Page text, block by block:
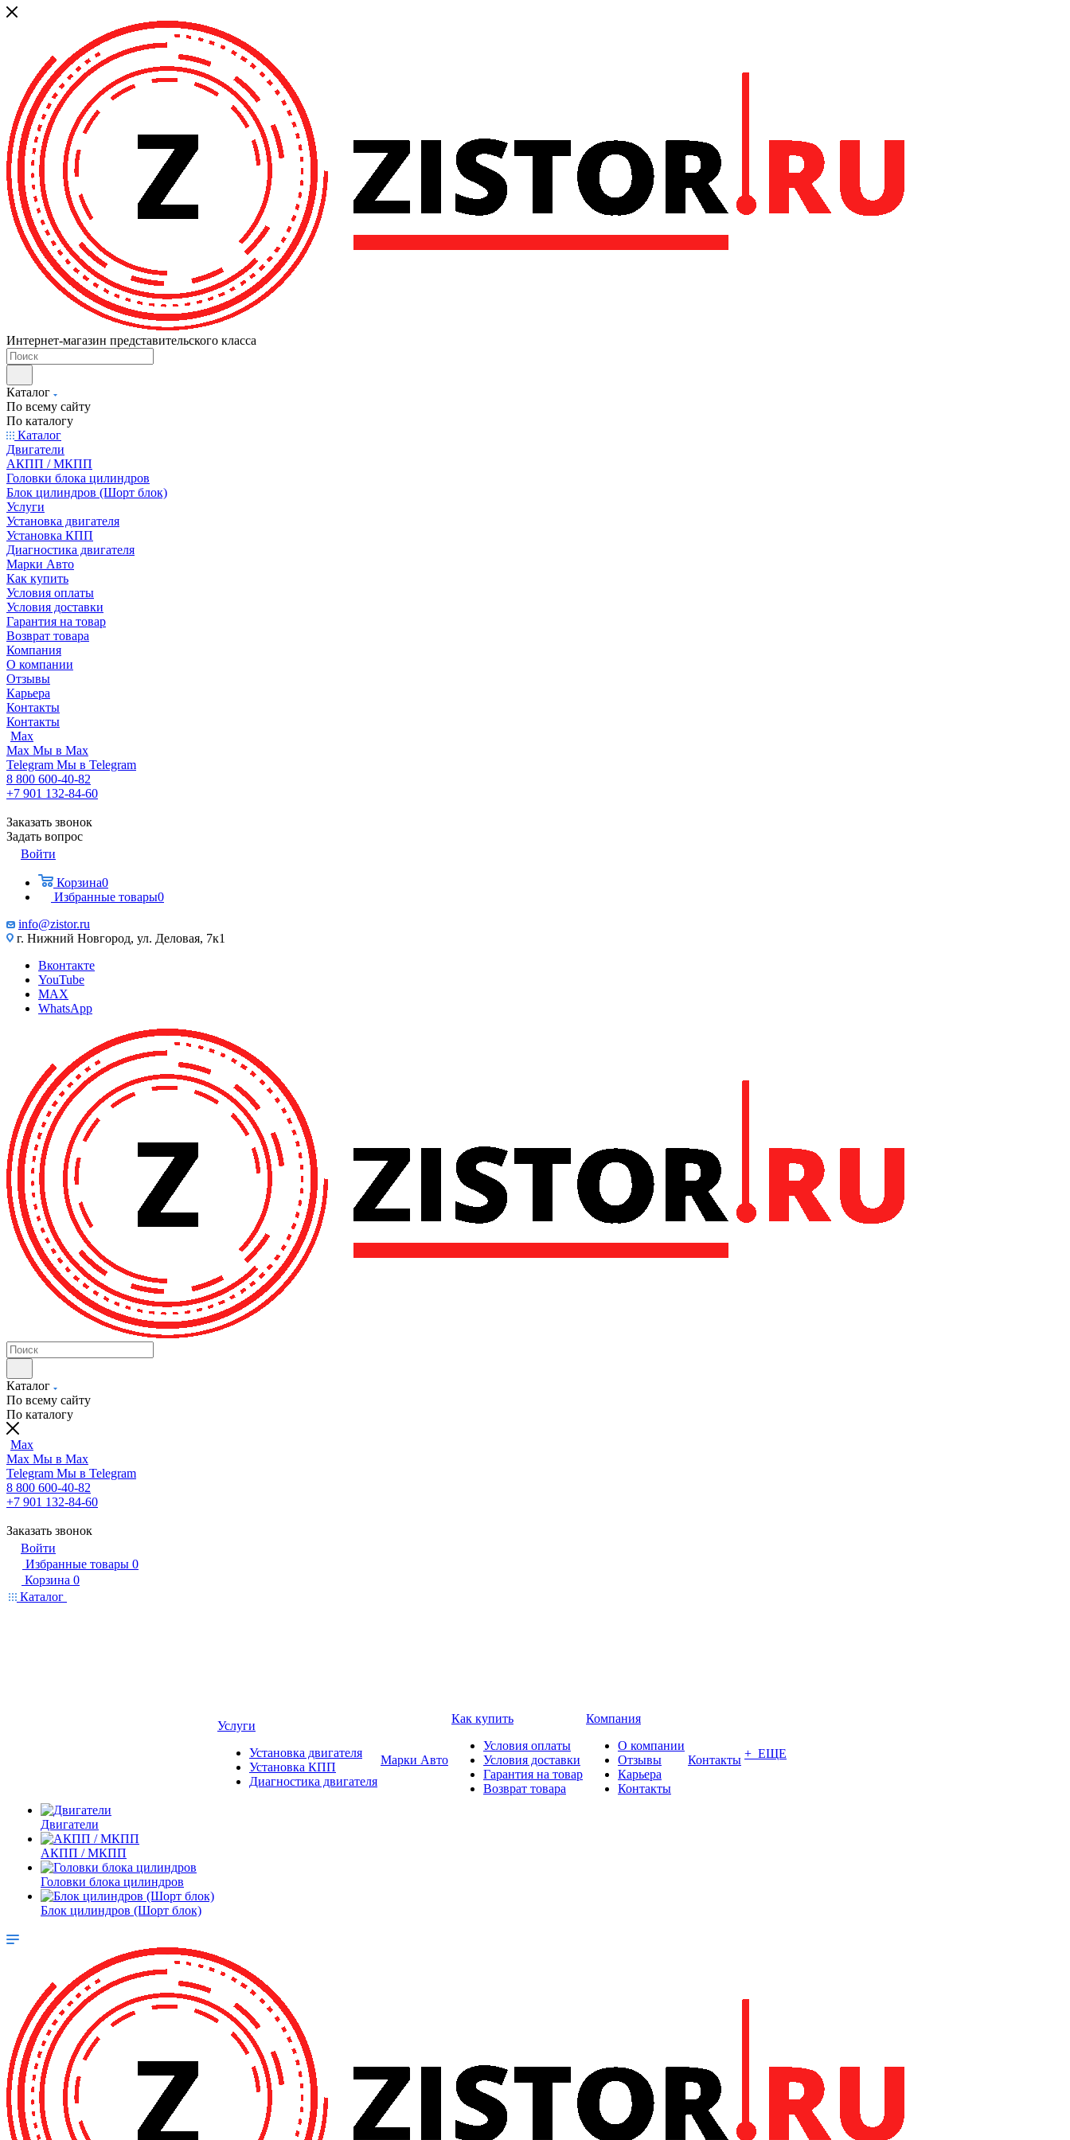
Интернет-магазин представительского класса
Каталог
По всему сайту
По каталогу
Каталог
Двигатели
АКПП / МКПП
Головки блока цилиндров
Блок цилиндров (Шорт блок)
Услуги
Установка двигателя
Установка КПП
Диагностика двигателя
Марки Авто
Как купить
Условия оплаты
Условия доставки
Гарантия на товар
Возврат товара
Компания
О компании
Отзывы
Карьера
Контакты
Контакты
Max
Max Мы в Max
Telegram Мы в Telegram
8 800 600-40-82
+7 901 132-84-60
Заказать звонок
Задать вопрос
Войти
Корзина0
Избранные товары0
info@zistor.ru
г. Нижний Новгород, ул. Деловая, 7к1
Вконтакте
YouTube
MAX
WhatsApp
Каталог
По всему сайту
По каталогу
Max
Max Мы в Max
Telegram Мы в Telegram
8 800 600-40-82
+7 901 132-84-60
Заказать звонок
Войти
Избранные товары 0
Корзина 0
Каталог
Двигатели
АКПП / МКПП
Головки блока цилиндров
Блок цилиндров (Шорт блок)
Услуги
Установка двигателя
Установка КПП
Диагностика двигателя
Марки Авто
Как купить
Условия оплаты
Условия доставки
Гарантия на товар
Возврат товара
Компания
О компании
Отзывы
Карьера
Контакты
Контакты + ЕЩЕ